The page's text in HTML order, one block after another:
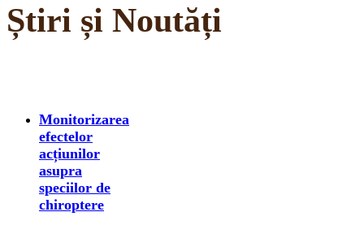
Știri și Noutăți
Monitorizarea
efectelor
acțiunilor
asupra
speciilor de
chiroptere